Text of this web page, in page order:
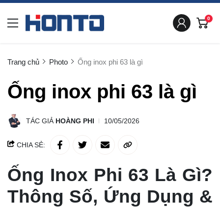
0
Trang chủ Photo Ống inox phi 63 là gì
Ống inox phi 63 là gì
TÁC GIẢ HOÀNG PHI 10/05/2026
CHIA SẺ:
Ống Inox Phi 63 Là Gì?
Thông Số, Ứng Dụng &